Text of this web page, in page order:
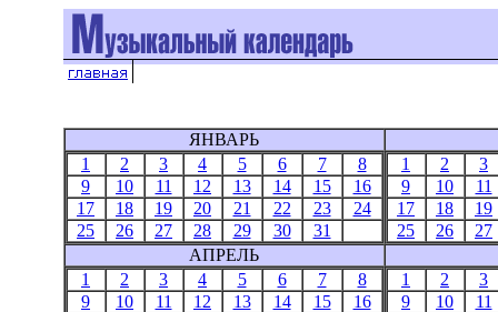
ЯНВАРЬ
1
2 3 4 5 6 7
8
9
10 11 12 13 14 15
16
17
18 19 20 21 22 23
24
25
26 27 28 29 30 31
1 2
3
9
10
11
17
18
19
25
26
27
АПРЕЛЬ
1
2 3 4 5 6 7
8
9
10 11 12 13 14 15
16
1 2
3
9
10
11